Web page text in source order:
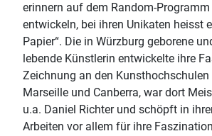
erinnern auf dem Random-
entwickeln, bei ihren Unikaten heisst
Papier“. Die in Würzburg geborene
lebende Künstlerin entwickelte ihre
Zeichnung an den Kunsthochschulen
Marseille und Canberra, war dort
u.a. Daniel Richter und schöpft in
Arbeiten vor allem für ihre